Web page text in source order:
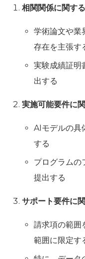
相関関係に関す
学術論文や業
存在を主張す
実験成績証明
出する
実施可能要件に
AIモデルの具
する
プログラムの
提出する
サポート要件に
請求項の範囲
範囲に限定す